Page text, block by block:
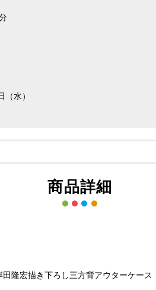
水）
商品詳細
隆宏描き下ろし三方背アウターケース